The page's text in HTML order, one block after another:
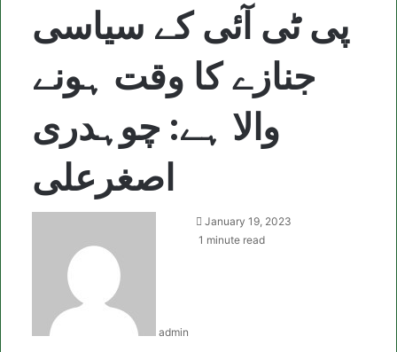
پی ٹی آئی کے سیاسی
جنازے کا وقت ہونے
والا ہے: چوہدری
اصغرعلی
admin
January 19, 2023
1 minute read